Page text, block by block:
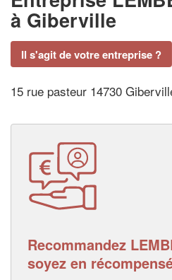
à Giberville
Il s'agit de votre entreprise ?
15 rue pasteur 14730
Recommandez
soyez en